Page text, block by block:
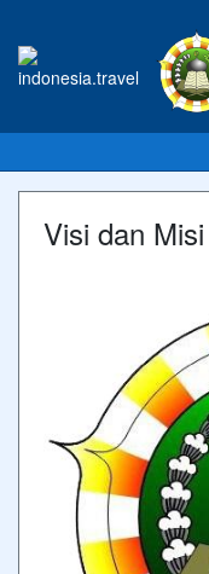
Visi dan Misi